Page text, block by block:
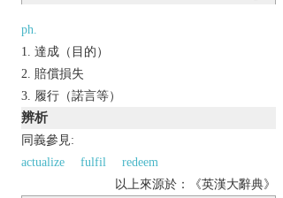
ph.
達成（目的）
賠償損失
履行（諾言等）
辨析
同義參見:
actualize
fulfil
redeem
以上來源於：《英漢大辭典》